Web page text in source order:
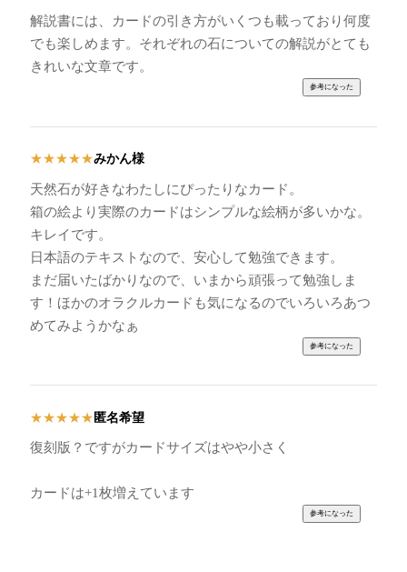
解説書には、カードの引き方がいくつも載っており何度
でも楽しめます。それぞれの石についての解説がとても
きれいな文章です。
★★★★★みかん様
天然石が好きなわたしにぴったりなカード。
箱の絵より実際のカードはシンプルな絵柄が多いかな。
キレイです。
日本語のテキストなので、安心して勉強できます。
まだ届いたばかりなので、いまから頑張って勉強しま
す！ほかのオラクルカードも気になるのでいろいろあつ
めてみようかなぁ
★★★★★匿名希望
復刻版？ですがカードサイズはやや小さく
カードは+1枚増えています